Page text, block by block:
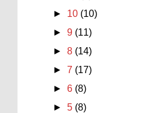
► 10 (10)
►9 (11)
►8 (14)
►7 (17)
►6 (8)
►5 (8)